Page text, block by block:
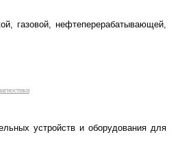
газовой, нефтеперерабатывающей,
устройств и оборудования для